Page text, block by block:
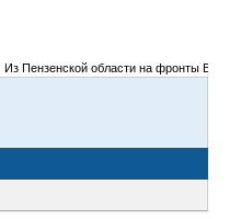
Пензенской области на фронты Великой